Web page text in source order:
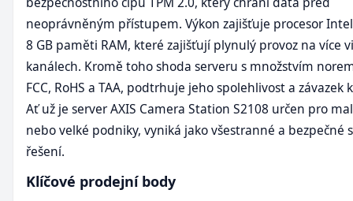
neoprávněným přístupem. Výkon zajišťuje procesor
8 GB paměti RAM, které zajišťují plynulý provoz na více
kanálech. Kromě toho shoda serveru s množstvím
FCC, RoHS a TAA, podtrhuje jeho spolehlivost a závazek
Ať už je server AXIS Camera Station S2108 určen pro
nebo velké podniky, vyniká jako všestranné a bezpečné
řešení.
Klíčové prodejní body